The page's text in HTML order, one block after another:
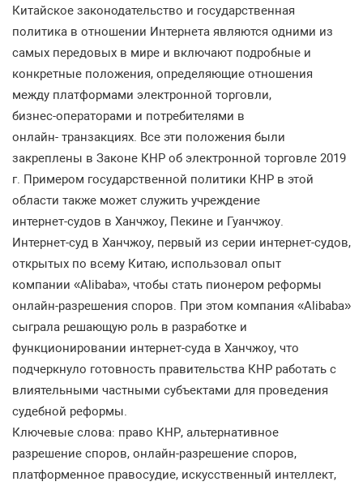
Китайское законодательство и государственная
политика в отношении Интернета являются одними из
самых передовых в мире и включают подробные и
конкретные положения, определяющие отношения
между платформами электронной торговли,
бизнес-операторами и потребителями в
онлайн- транзакциях. Все эти положения были
закреплены в Законе КНР об электронной торговле 2019
г. Примером государственной политики КНР в этой
области также может служить учреждение
интернет-судов в Ханчжоу, Пекине и Гуанчжоу.
Интернет-суд в Ханчжоу, первый из серии интернет-судов,
открытых по всему Китаю, использовал опыт
компании «Alibaba», чтобы стать пионером реформы
онлайн-разрешения споров. При этом компания «Alibaba»
сыграла решающую роль в разработке и
функционировании интернет-суда в Ханчжоу, что
подчеркнуло готовность правительства КНР работать с
влиятельными частными субъектами для проведения
судебной реформы.
Ключевые слова: право КНР, альтернативное
разрешение споров, онлайн-разрешение споров,
платформенное правосудие, искусственный интеллект,